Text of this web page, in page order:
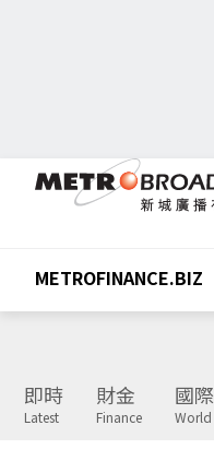
METROFINANCE.BIZ
即時
Latest
財金
Finance
國際
World